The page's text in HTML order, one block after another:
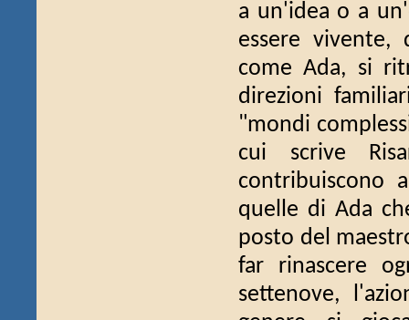
a un'idea o a
essere
come Ada, si
direzioni
"mondi
cui scrive
contribuiscono
quelle di Ada
posto del
far rinascere
settenove,